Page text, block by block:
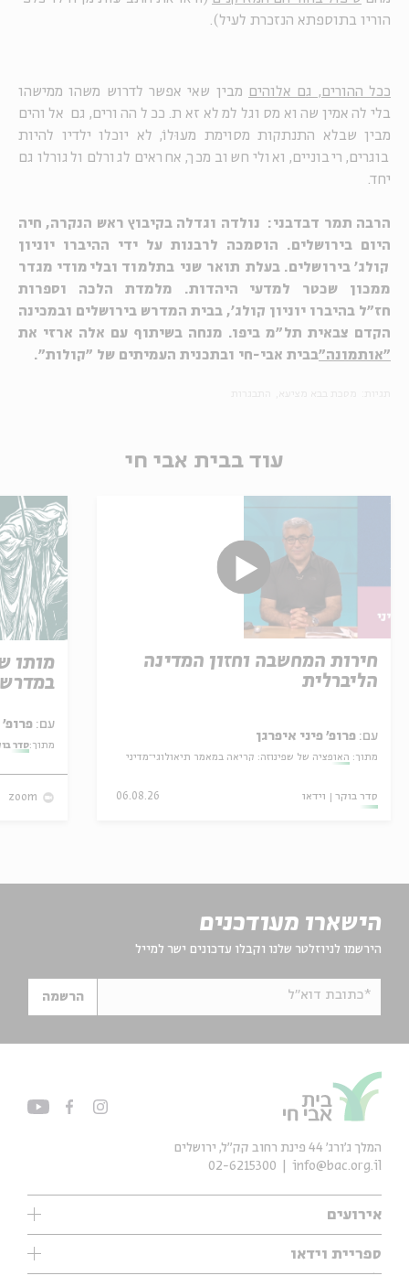
הוריו בתוספתא הנזכרת לעיל).
ככל ההורים, גם אלוהים מבין שאי אפשר לדרוש משהו ממישהו
בלי להאמין שהוא מסוגל למלא זאת. ככל ההורים, גם אלוהים
מבין שבלא התנתקות מסוימת מעוּלוֹ, לא יוכלו ילדיו להיות
בוגרים, ריבוניים, ואולי חשוב מכך, אחראים לגורלם ולגורלו גם
יחד.
הרבה תמר דבדבני: נולדה וגדלה בקיבוץ ראש הנקרה, חיה
היום בירושלים. הוסמכה לרבנות על ידי ההיברו יוניון
קולג' בירושלים. בעלת תואר שני בתלמוד ובלימודי מגדר
ממכון שכטר למדעי היהדות. מלמדת הלכה וספרות
חז"ל בהיברו יוניון קולג', בבית המדרש בירושלים ובמכינה
הקדם צבאית תל"מ ביפו. מנחה בשיתוף עם אלה ארזי את
"אותמונה"בבית אבי-חי ובתכנית העמיתים של "קולות".
עוד בבית אבי חי
חירות המחשבה וחזון המדינה
הליברלית
עם: פרופ' פיני איפרגן
מתוך: האופציה של שפינוזה: קריאה במאמר תיאולוגי־מדיני
סדר בוקר וידאו 06.08.26
מותו
עם: פרופ' אביגדור שנאן
מתוך:סדר
zoom
הישארו מעודכנים
הירשמו לניוזלטר שלנו וקבלו עדכונים ישר למייל
*כתובת דוא"ל הרשמה
אירועים
עיון
אנגלית
ספריית וידאו
המלך ג'ורג' 44 פינת רחוב קק״ל, ירושלים
info@bac.org.il
02-6215300